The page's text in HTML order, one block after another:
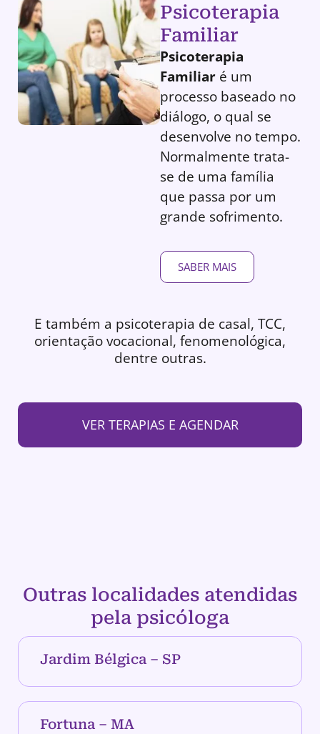
Psicoterapia
Familiar
Psicoterapia
Familiar é um
processo baseado no
diálogo, o qual se
desenvolve no tempo.
Normalmente trata-
se de uma família
que passa por um
grande sofrimento.
SABER MAIS
E também a psicoterapia de casal, TCC,
orientação vocacional, fenomenológica,
dentre outras.
VER TERAPIAS E AGENDAR
Outras localidades atendidas
pela psicóloga
Jardim Bélgica – SP
Fortuna – MA